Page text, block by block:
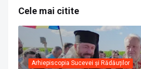
Cele mai citite
Arhiepiscopia Sucevei și Rădăuților